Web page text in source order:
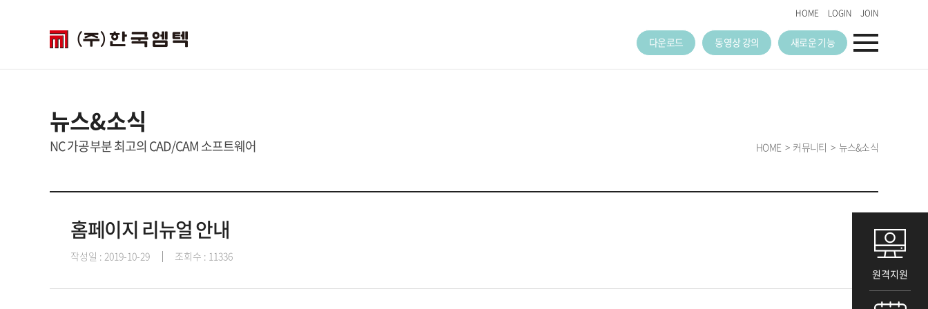
HOME LOGIN JOIN
다운로드 동영상 강의 새로운 기능
원격지원
뉴스&소식
NC 가공부분 최고의 CAD/CAM 소프트웨어 HOME 커뮤니티 뉴스&소식
홈페이지 리뉴얼 안내
작성일 : 2019-10-29 조회수 : 11336